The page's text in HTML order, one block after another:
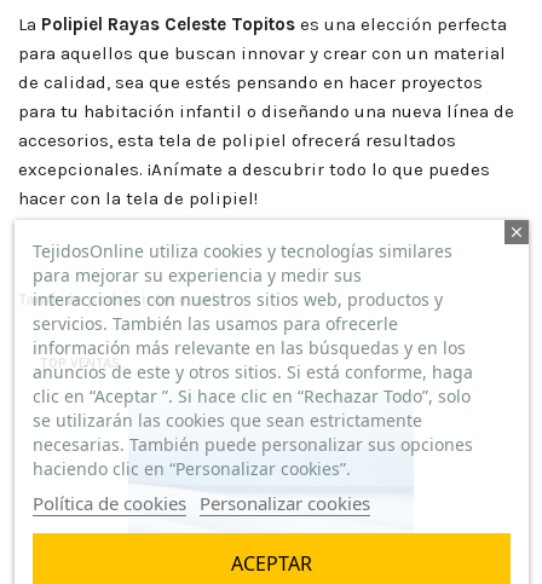
La Polipiel Rayas Celeste Topitos es una elección perfecta
para aquellos que buscan innovar y crear con un material
de calidad, sea que estés pensando en hacer proyectos
para tu habitación infantil o diseñando una nueva línea de
accesorios, esta tela de polipiel ofrecerá resultados
excepcionales. ¡Anímate a descubrir todo lo que puedes
hacer con la tela de polipiel!
También podría interesarle
TOP VENTAS
TejidosOnline utiliza cookies y tecnologías similares
para mejorar su experiencia y medir sus
interacciones con nuestros sitios web, productos y
servicios. También las usamos para ofrecerle
información más relevante en las búsquedas y en los
anuncios de este y otros sitios. Si está conforme, haga
clic en “Aceptar ”. Si hace clic en “Rechazar Todo”, solo
se utilizarán las cookies que sean estrictamente
necesarias. También puede personalizar sus opciones
haciendo clic en “Personalizar cookies”.
Política de cookies Personalizar cookies
ACEPTAR